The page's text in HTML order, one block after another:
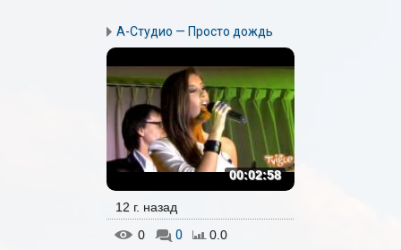
А-Студио — Просто дождь
00:02:58
12 г. назад
0
0 0.0